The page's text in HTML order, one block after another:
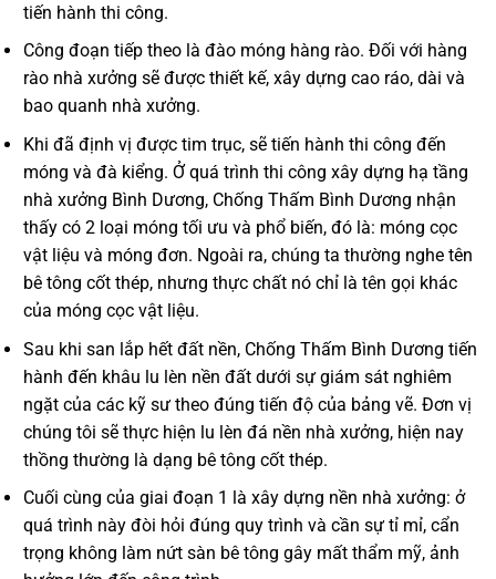
tiến hành thi công.
Công đoạn tiếp theo là đào móng hàng rào. Đối với hàng
rào nhà xưởng sẽ được thiết kế, xây dựng cao ráo, dài và
bao quanh nhà xưởng.
Khi đã định vị được tim trục, sẽ tiến hành thi công đến
móng và đà kiểng. Ở quá trình thi công xây dựng hạ tầng
nhà xưởng Bình Dương, Chống Thấm Bình Dương nhận
thấy có 2 loại móng tối ưu và phổ biến, đó là: móng cọc
vật liệu và móng đơn. Ngoài ra, chúng ta thường nghe tên
bê tông cốt thép, nhưng thực chất nó chỉ là tên gọi khác
của móng cọc vật liệu.
Sau khi san lắp hết đất nền, Chống Thấm Bình Dương tiến
hành đến khâu lu lèn nền đất dưới sự giám sát nghiêm
ngặt của các kỹ sư theo đúng tiến độ của bảng vẽ. Đơn vị
chúng tôi sẽ thực hiện lu lèn đá nền nhà xưởng, hiện nay
thồng thường là dạng bê tông cốt thép.
Cuối cùng của giai đoạn 1 là xây dựng nền nhà xưởng: ở
quá trình này đòi hỏi đúng quy trình và cần sự tỉ mỉ, cẩn
trọng không làm nứt sàn bê tông gây mất thẩm mỹ, ảnh